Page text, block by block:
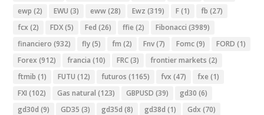
ewp (2) EWU (3) eww(28) Ewz (319) F(1) fb (27)
fcx (2) FDX(5) Fed (26) ffie (2) Fibonacci (3989)
financiero (932) fly(5) fm (2) Fnv(7) Fomc(9) FORD (1)
Forex (912) francia (10) FRC(3) frontier markets (2)
ftmib (1) FUTU (12) futuros (1165) fvx (47) fxe (1)
FXI (102) Gas natural (123) GBPUSD (39) gd30 (6)
gd30d (9) GD35 (3) gd35d (8) gd38d (1) Gdx (70)